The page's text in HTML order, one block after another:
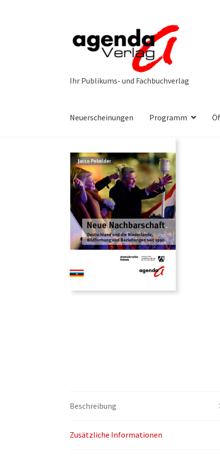
Navigation
springen
Inhalt
springen
Neuerscheinungen Programm
Beschreibung
Zusätzliche Informationen